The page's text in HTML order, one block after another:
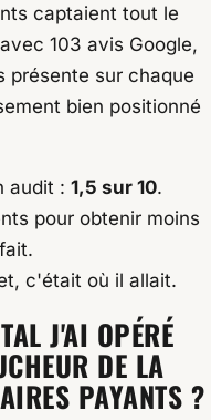
captaient tout le
103 avis Google,
présente sur chaque
bien positionné
audit : 1,5 sur 10.
pour obtenir moins
c'était où il allait.
J'AI OPÉRÉ
DE LA
PAYANTS ?